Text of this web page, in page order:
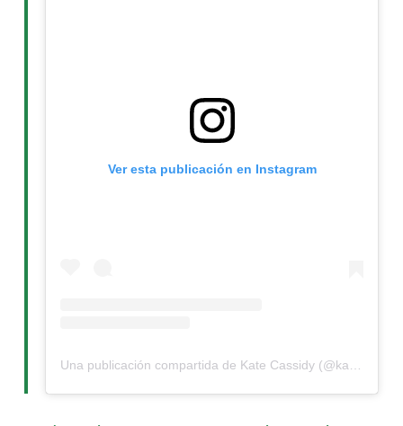
Ver esta publicación en Instagram
Una publicación compartida de Kate Cassidy (@kateecass)